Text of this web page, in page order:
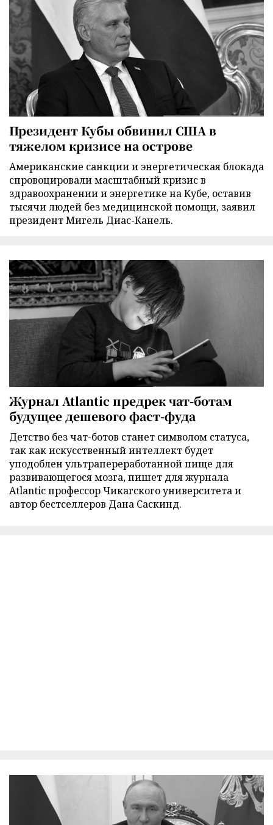
Президент Кубы обвинил США в
тяжелом кризисе на острове
Американские санкции и энергетическая блокада
спровоцировали масштабный кризис в
здравоохранении и энергетике на Кубе, оставив
тысячи людей без медицинской помощи, заявил
президент Мигель Диас-Канель.
Журнал Atlantic предрек чат-ботам
будущее дешевого фаст-фуда
Детство без чат-ботов станет символом статуса,
так как искусственный интеллект будет
уподоблен ультрапереработанной пище для
развивающегося мозга, пишет для журнала
Atlantic профессор Чикагского университета и
автор бестселлеров Дана Саскинд.